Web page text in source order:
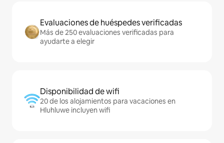
Evaluaciones de huéspedes verificadas
Más de 250 evaluaciones verificadas para
ayudarte a elegir
Disponibilidad de wifi
20 de los alojamientos para vacaciones en
Hluhluwe incluyen wifi